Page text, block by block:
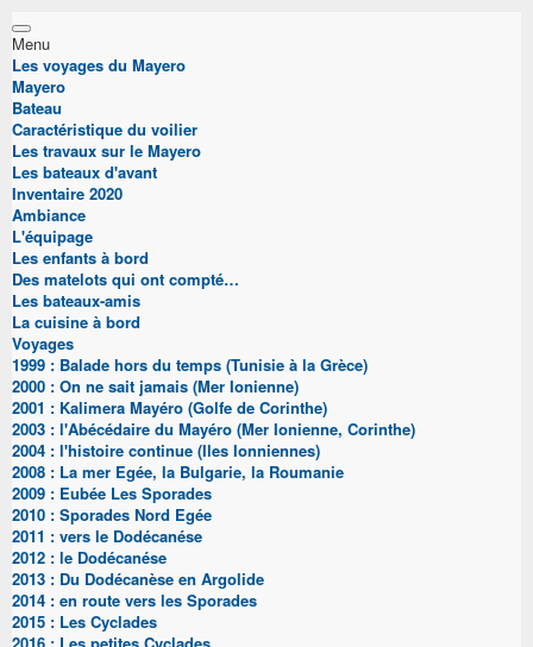
Menu
Les voyages du Mayero
Mayero
Bateau
Caractéristique du voilier
Les travaux sur le Mayero
Les bateaux d'avant
Inventaire 2020
Ambiance
L'équipage
Les enfants à bord
Des matelots qui ont compté…
Les bateaux-amis
La cuisine à bord
Voyages
1999 : Balade hors du temps (Tunisie à la Grèce)
2000 : On ne sait jamais (Mer Ionienne)
2001 : Kalimera Mayéro (Golfe de Corinthe)
2003 : l'Abécédaire du Mayéro (Mer Ionienne, Corinthe)
2004 : l'histoire continue (Iles Ionniennes)
2008 : La mer Egée, la Bulgarie, la Roumanie
2009 : Eubée Les Sporades
2010 : Sporades Nord Egée
2011 : vers le Dodécanése
2012 : le Dodécanése
2013 : Du Dodécanèse en Argolide
2014 : en route vers les Sporades
2015 : Les Cyclades